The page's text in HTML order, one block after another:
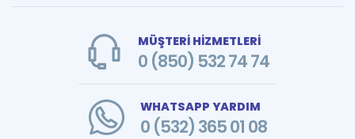
MÜŞTERİ HİZMETLERİ
0 (850) 532 74 74
WHATSAPP YARDIM
0 (532) 365 01 08